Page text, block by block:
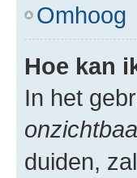
Omhoog
Hoe kan
In het
duiden,